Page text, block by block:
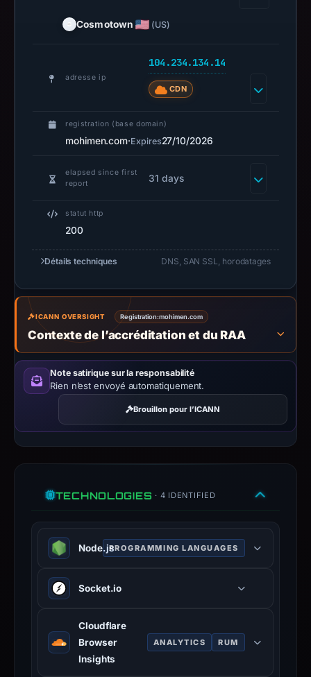
registrar
address
apparent
target
Infrastructure
This
report
summarizes
time-
bound
observations,
not
a
live
guarantee.
interacting
domain;
report
Cosmotown (US)
adresse ip
104.234.134.14
CDN
registration (base domain)
mohimen.com·Expires27/10/2026
elapsed since first
report
31 days
statut http
200
Détails techniques DNS, SAN SSL, horodatages
ICANN OVERSIGHT Registration:mohimen.com
Contexte de l’accréditation et du RAA
Note satirique sur la responsabilité
Rien n’est envoyé automatiquement.
Brouillon pour l’ICANN
TECHNOLOGIES · 4 IDENTIFIED
Node.jsPROGRAMMING LANGUAGES
V8 engine for server-side
Socket.io
Cloudflare
Browser
Insights
ANALYTICS RUM